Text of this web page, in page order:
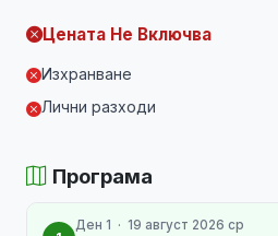
Цената Не Включва
Изхранване
Лични разходи
Програма
Ден 1 · 19 август 2026 ср